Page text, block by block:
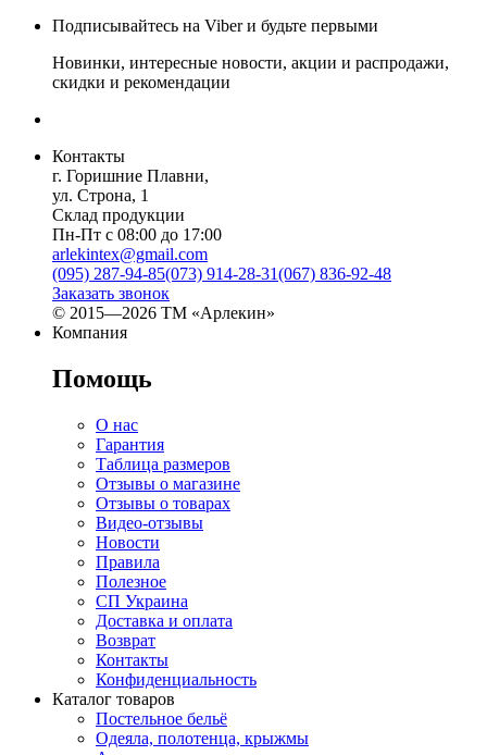
Подписывайтесь на Viber и будьте первыми
Новинки, интересные новости, акции и распродажи,
скидки и рекомендации
Контакты
г. Горишние Плавни,
ул. Строна, 1
Склад продукции
Пн-Пт с 08:00 до 17:00
arlekintex@gmail.com
(095) 287-94-85(073) 914-28-31(067) 836-92-48
Заказать звонок
© 2015—2026 ТМ «Арлекин»
Компания
Помощь
О нас
Гарантия
Таблица размеров
Отзывы о магазине
Отзывы о товарах
Видео-отзывы
Новости
Правила
Полезное
СП Украина
Доставка и оплата
Возврат
Контакты
Конфиденциальность
Каталог товаров
Постельное бельё
Одеяла, полотенца, крыжмы